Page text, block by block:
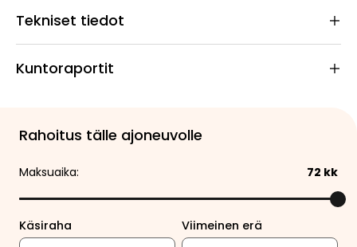
Tekniset tiedot
Kuntoraportit
Rahoitus tälle ajoneuvolle
Maksuaika: 72 kk
Käsiraha
Viimeinen erä